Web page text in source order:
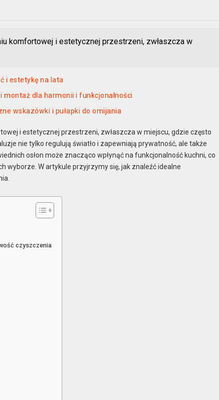
komfortowej i estetycznej przestrzeni, zwłaszcza w
i estetykę na lata
montaż dla harmonii i funkcjonalności
wskazówki i pułapki do omijania
i estetycznej przestrzeni, zwłaszcza w miejscu, gdzie często
nie tylko regulują światło i zapewniają prywatność, ale także
osłon może znacząco wpłynąć na funkcjonalność kuchni, co
wyborze. W artykule przyjrzymy się, jak znaleźć idealne
czyszczenia